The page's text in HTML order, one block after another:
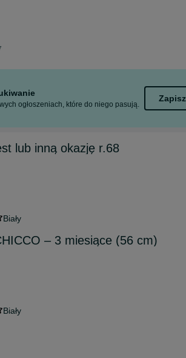
ogłoszeniach, które do niego pasują.
Zapisz
lub inną okazję r.68
Biały
– 3 miesiące (56 cm)
Biały